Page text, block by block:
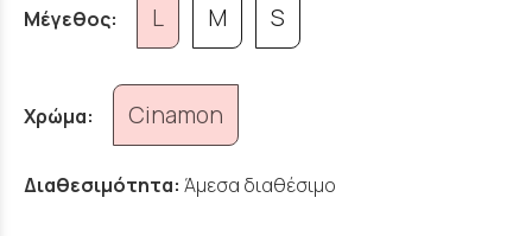
Μέγεθος: L M S
Χρώμα: Cinamon
Διαθεσιμότητα: Άμεσα διαθέσιμο